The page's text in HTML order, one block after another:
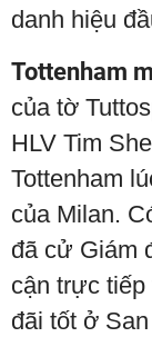
danh hiệu
Tottenham
của tờ
HLV Tim
Tottenham
của Milan.
đã cử Giám
cận trực
đãi tốt ở